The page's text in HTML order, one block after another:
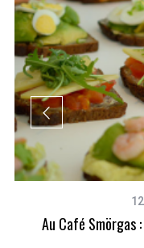
Au Café Smörgas